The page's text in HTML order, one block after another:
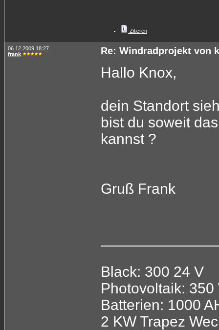
Zitieren
06.12.2009 18:27
frank
Re: Windradprojekt von
Hallo Knox,
dein Standort
bist du soweit
kannst ?
Gruß Frank
Black: 300 24 V
Photovoltaik: 350
Batterien: 1000
2 KW Trapez